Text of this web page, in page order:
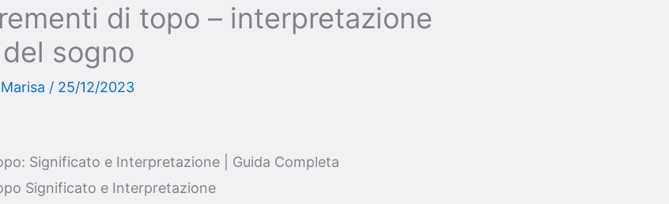
di topo – interpretazione
sogno
Marisa / 25/12/2023
Significato e Interpretazione | Guida Completa
Significato e Interpretazione